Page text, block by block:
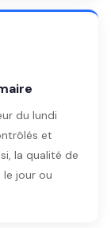
du lundi
et
la qualité de
jour ou